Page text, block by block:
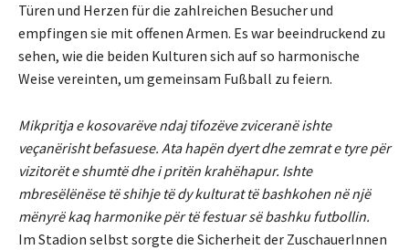
Türen und Herzen für die zahlreichen Besucher und
empfingen sie mit offenen Armen. Es war beeindruckend zu
sehen, wie die beiden Kulturen sich auf so harmonische
Weise vereinten, um gemeinsam Fußball zu feiern.
Mikpritja e kosovarëve ndaj tifozëve zviceranë ishte
veçanërisht befasuese. Ata hapën dyert dhe zemrat e tyre për
vizitorët e shumtë dhe i pritën krahëhapur. Ishte
mbresëlënëse të shihje të dy kulturat të bashkohen në një
mënyrë kaq harmonike për të festuar së bashku futbollin.
Im Stadion selbst sorgte die Sicherheit der ZuschauerInnen